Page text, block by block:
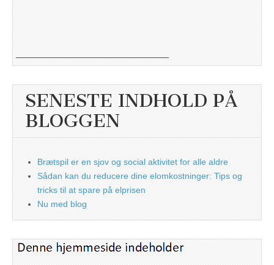
SENESTE INDHOLD PÅ
BLOGGEN
Brætspil er en sjov og social aktivitet for alle aldre
Sådan kan du reducere dine elomkostninger: Tips og
tricks til at spare på elprisen
Nu med blog